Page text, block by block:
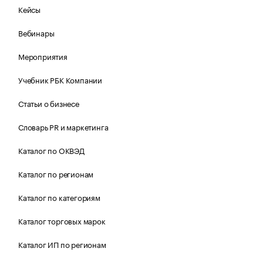
Кейсы
Вебинары
Мероприятия
Учебник РБК Компании
Статьи о бизнесе
Словарь PR и маркетинга
Каталог по ОКВЭД
Каталог по регионам
Каталог по категориям
Каталог торговых марок
Каталог ИП по регионам